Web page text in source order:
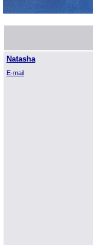
Natasha
E-mail